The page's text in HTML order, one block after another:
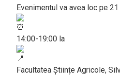
Evenimentul va avea loc pe
14:00-19:00 la
Facultatea Ştiințe Agricole,